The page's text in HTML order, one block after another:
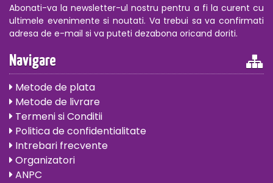
Abonati-va la newsletter-ul nostru pentru a fi la curent cu
ultimele evenimente si noutati. Va trebui sa va confirmati
adresa de e-mail si va puteti dezabona oricand doriti.
Navigare
Metode de plata
Metode de livrare
Termeni si Conditii
Politica de confidentialitate
Intrebari frecvente
Organizatori
ANPC